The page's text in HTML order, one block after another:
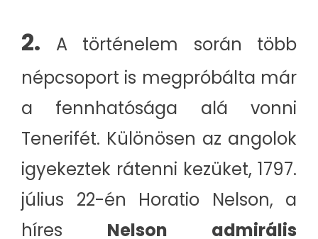
2. A történelem során több
népcsoport is megpróbálta már
a fennhatósága alá vonni
Tenerifét. Különösen az angolok
igyekeztek rátenni kezüket, 1797.
július 22-én Horatio Nelson, a
híres Nelson admirális